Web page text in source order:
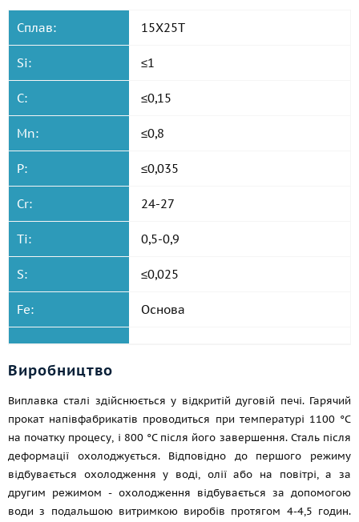
Сплав: 15Х25Т
Si: ≤1
C: ≤0,15
Mn: ≤0,8
P: ≤0,035
Cr: 24-27
Ti: 0,5-0,9
S: ≤0,025
Fe: Основа
Виробництво
Виплавка сталі здійснюється у відкритій дуговій печі. Гарячий
прокат напівфабрикатів проводиться при температурі 1100 °C
на початку процесу, і 800 °C після його завершення. Сталь після
деформації охолоджується. Відповідно до першого режиму
відбувається охолодження у воді, олії або на повітрі, а за
другим режимом - охолодження відбувається за допомогою
води з подальшою витримкою виробів протягом 4-4,5 годин.